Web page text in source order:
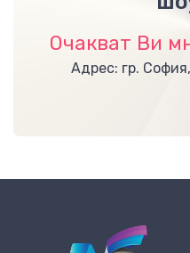
Очакват Ви
Адрес: гр.